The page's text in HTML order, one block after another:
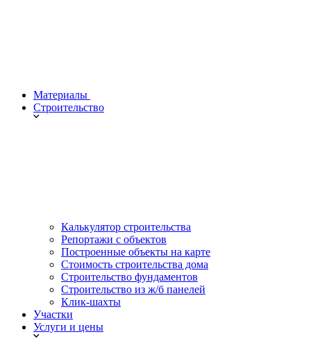
Материалы
Строительство
Калькулятор строительства
Репортажи с объектов
Построенные объекты на карте
Стоимость строительства дома
Строительство фундаментов
Строительство из ж/б панелей
Клик-шахты
Участки
Услуги и цены